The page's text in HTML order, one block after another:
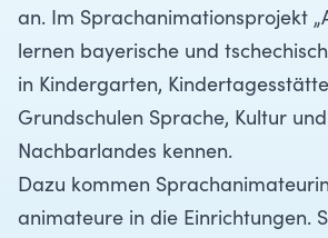
an. Im Sprachanimationsprojekt
lernen bayerische und
in Kindergarten,
Grundschulen Sprache, Kultur
Nachbarlandes kennen.
Dazu kommen
animateure in die Einrichtungen.